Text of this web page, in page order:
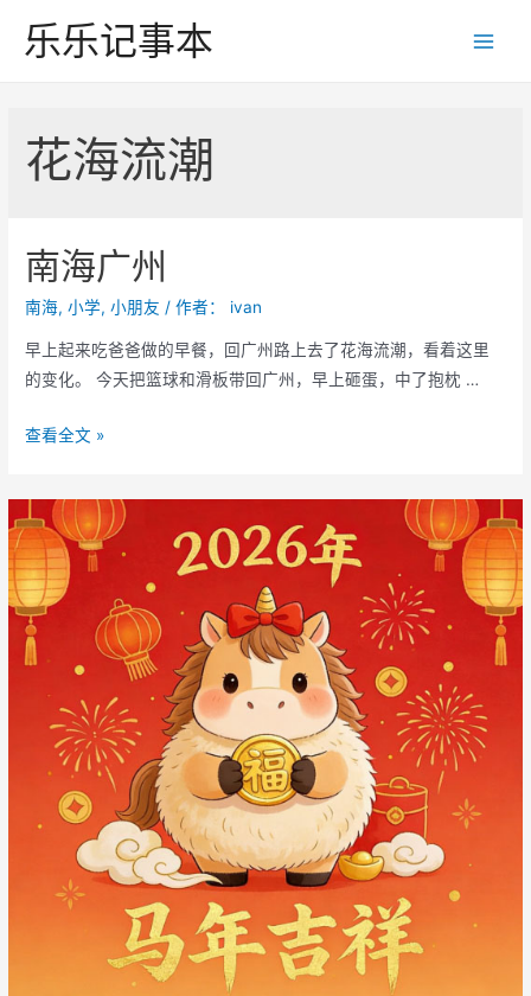
乐乐记事本
花海流潮
南海广州
南海,小学,小朋友 / 作者： ivan
早上起来吃爸爸做的早餐，回广州路上去了花海流潮，看着这里
的变化。 今天把篮球和滑板带回广州，早上砸蛋，中了抱枕 …
南
州
查看全文 »